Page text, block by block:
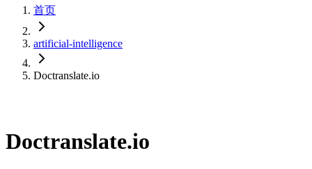
首页
artificial-intelligence
Doctranslate.io
Doctranslate.io